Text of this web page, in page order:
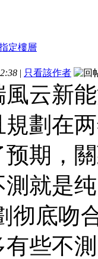
| 只看該作者
云新
劃在
期，
就是
彻底吻
些不